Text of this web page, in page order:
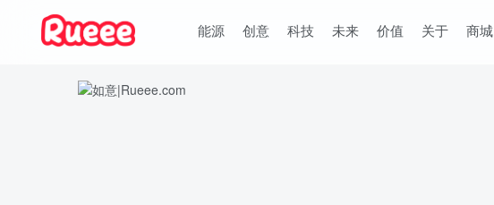
能源 创意 科技 未来 价值 关于 商城